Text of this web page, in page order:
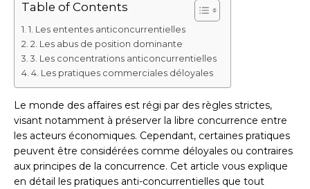
Table of Contents
1. Les ententes anticoncurrentielles
2. Les abus de position dominante
3. Les concentrations anticoncurrentielles
4. Les pratiques commerciales déloyales
Le monde des affaires est régi par des règles strictes,
visant notamment à préserver la libre concurrence entre
les acteurs économiques. Cependant, certaines pratiques
peuvent être considérées comme déloyales ou contraires
aux principes de la concurrence. Cet article vous explique
en détail les pratiques anti-concurrentielles que tout